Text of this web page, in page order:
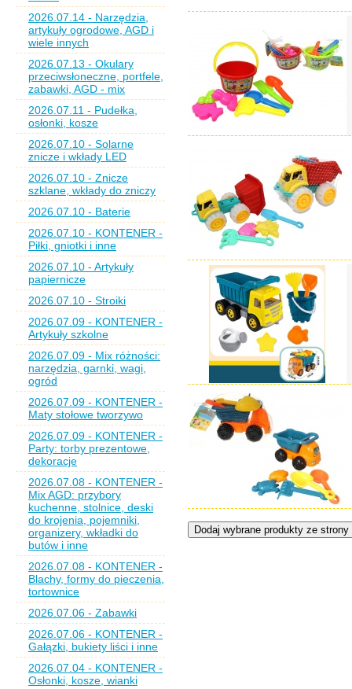
2026.07.14 - Narzędzia,
artykuły ogrodowe, AGD i
wiele innych
2026.07.13 - Okulary
przeciwsłoneczne, portfele,
zabawki, AGD - mix
2026.07.11 - Pudełka,
osłonki, kosze
2026.07.10 - Solarne
znicze i wkłady LED
2026.07.10 - Znicze
szklane, wkłady do zniczy
2026.07.10 - Baterie
2026.07.10 - KONTENER -
Piłki, gniotki i inne
2026.07.10 - Artykuły
papiernicze
2026.07.10 - Stroiki
2026.07.09 - KONTENER -
Artykuły szkolne
2026.07.09 - Mix różności:
narzędzia, garnki, wagi,
ogród
2026.07.09 - KONTENER -
Maty stołowe tworzywo
2026.07.09 - KONTENER -
Party: torby prezentowe,
dekoracje
2026.07.08 - KONTENER -
Mix AGD: przybory
kuchenne, stolnice, deski
do krojenia, pojemniki,
organizery, wkładki do
butów i inne
2026.07.08 - KONTENER -
Blachy, formy do pieczenia,
tortownice
2026.07.06 - Zabawki
2026.07.06 - KONTENER -
Gałązki, bukiety liści i inne
2026.07.04 - KONTENER -
Osłonki, kosze, wianki